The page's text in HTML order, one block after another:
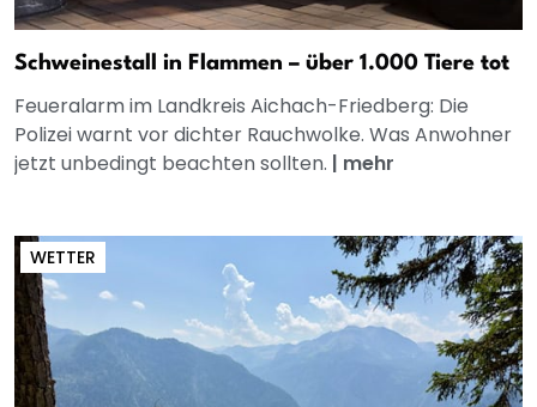
Schweinestall in Flammen – über 1.000 Tiere tot
Feueralarm im Landkreis Aichach-Friedberg: Die
Polizei warnt vor dichter Rauchwolke. Was Anwohner
jetzt unbedingt beachten sollten. | mehr
WETTER